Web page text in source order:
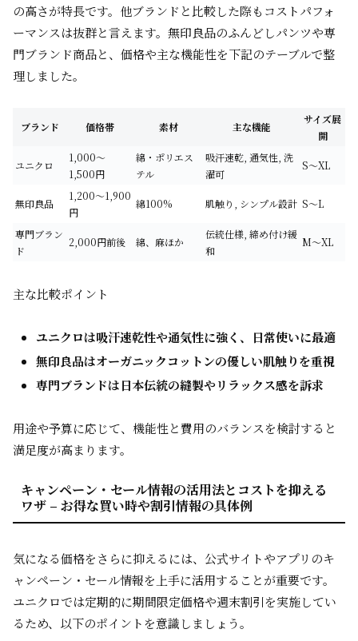
の高さが特長です。他ブランドと比較した際もコストパフォ
ーマンスは抜群と言えます。無印良品のふんどしパンツや専
門ブランド商品と、価格や主な機能性を下記のテーブルで整
理しました。
ブランド 価格帯 素材 主な機能
サイズ展
開
ユニクロ
1,000〜
1,500円
綿・ポリエス
テル
吸汗速乾, 通気性, 洗
濯可
S〜XL
無印良品
1,200〜1,900
円
綿100% 肌触り, シンプル設計 S〜L
専門ブラン
ド
2,000円前後 綿、麻ほか
伝統仕様, 締め付け緩
和
M〜XL
主な比較ポイント
ユニクロは吸汗速乾性や通気性に強く、日常使いに最適
無印良品はオーガニックコットンの優しい肌触りを重視
専門ブランドは日本伝統の縫製やリラックス感を訴求
用途や予算に応じて、機能性と費用のバランスを検討すると
満足度が高まります。
キャンペーン・セール情報の活用法とコストを抑える
ワザ – お得な買い時や割引情報の具体例
気になる価格をさらに抑えるには、公式サイトやアプリのキ
ャンペーン・セール情報を上手に活用することが重要です。
ユニクロでは定期的に期間限定価格や週末割引を実施してい
るため、以下のポイントを意識しましょう。